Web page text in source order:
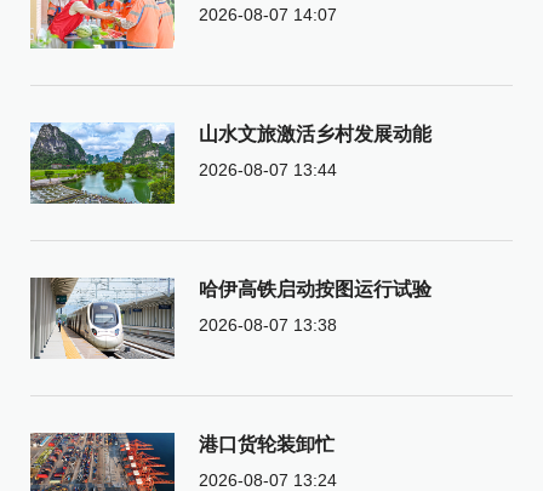
2026-08-07 14:07
山水文旅激活乡村发展动能
2026-08-07 13:44
哈伊高铁启动按图运行试验
2026-08-07 13:38
港口货轮装卸忙
2026-08-07 13:24